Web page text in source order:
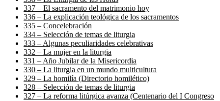
337 – El sacramento del matrimonio hoy
336 – La explicación teológica de los sacramentos
335 – Concelebración
334 – Selección de temas de liturgia
333 – Algunas peculiaridades celebrativas
332 – La mujer en la liturgia
331 – Año Jubilar de la Misericordia
330 – La liturgia en un mundo multicultura
329 – La homilía (Directorio homilético)
328 – Selección de temas de liturgia
327 – La reforma litúrgica avanza (Centenario del I Congreso